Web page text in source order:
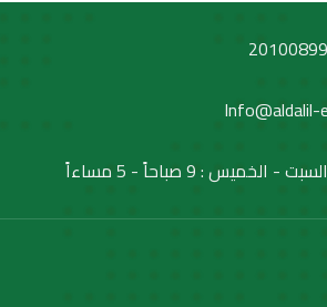
السبت - الخميس : 9 صباحاً - 5 مساءاً